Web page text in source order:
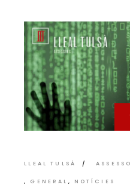
LLEAL TULSÀ
GENERAL NOTÍCIES